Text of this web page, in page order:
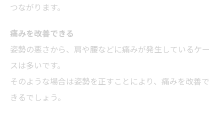
つながります。
痛みを改善できる
姿勢の悪さから、肩や腰などに痛みが発生しているケー
スは多いです。
そのような場合は姿勢を正すことにより、痛みを改善で
きるでしょう。